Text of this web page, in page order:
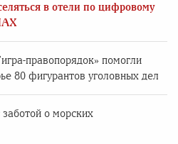
в отели по цифровому
правопорядок» помогли
80 фигурантов уголовных дел
о морских